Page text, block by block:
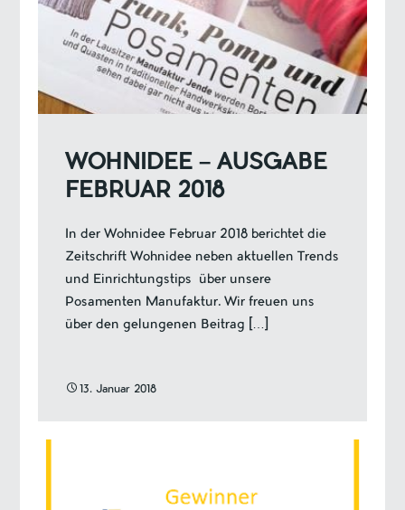
WOHNIDEE – AUSGABE
FEBRUAR 2018
In der Wohnidee Februar 2018 berichtet die
Zeitschrift Wohnidee neben aktuellen Trends
und Einrichtungstips über unsere
Posamenten Manufaktur. Wir freuen uns
über den gelungenen Beitrag […]
13. Januar 2018